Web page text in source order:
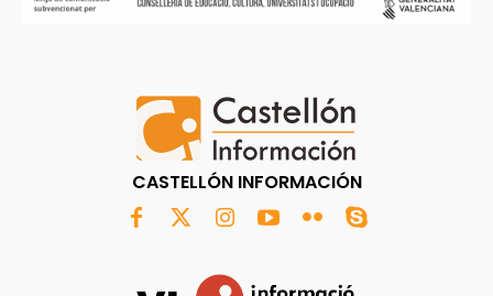
CASTELLÓN INFORMACIÓN